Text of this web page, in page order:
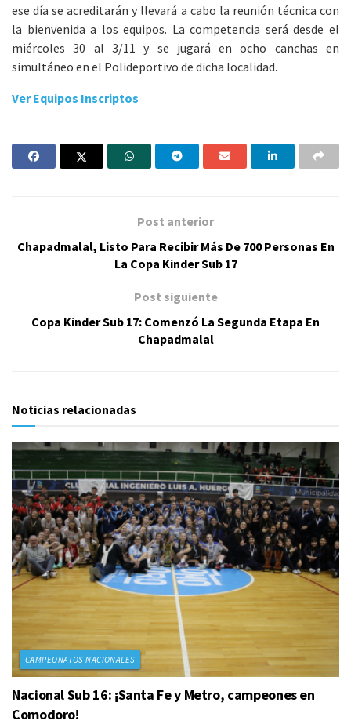
ese día se acreditarán y llevará a cabo la reunión técnica con
la bienvenida a los equipos. La competencia será desde el
miércoles 30 al 3/11 y se jugará en ocho canchas en
simultáneo en el Polideportivo de dicha localidad.
Ver Equipos Inscriptos
Post anterior
Chapadmalal, Listo Para Recibir Más De 700 Personas En
La Copa Kinder Sub 17
Post siguiente
Copa Kinder Sub 17: Comenzó La Segunda Etapa En
Chapadmalal
Noticias relacionadas
CAMPEONATOS NACIONALES
Nacional Sub 16: ¡Santa Fe y Metro, campeones en
Comodoro!